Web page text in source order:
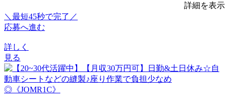
詳細を表示
＼最短45秒で完了／
応募へ進む
詳しく
見る